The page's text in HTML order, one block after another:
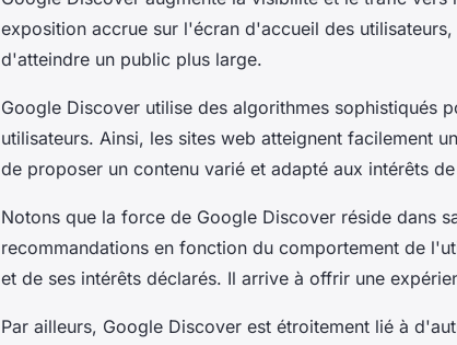
exposition accrue sur l'écran d'accueil des
d'atteindre un public plus large.
Google Discover utilise des algorithmes sophistiqués
utilisateurs. Ainsi, les sites web atteignent facilement
de proposer un contenu varié et adapté aux intérêts
Notons que la force de Google Discover réside dans
recommandations en fonction du comportement de
et de ses intérêts déclarés. Il arrive à offrir une
Par ailleurs, Google Discover est étroitement lié à